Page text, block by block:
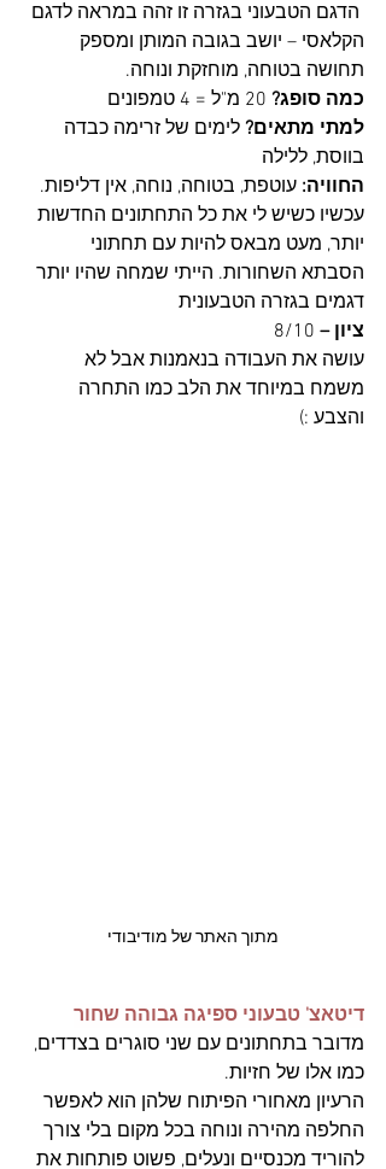
הדגם הטבעוני בגזרה זו זהה במראה לדגם
הקלאסי – יושב בגובה המותן ומספק
תחושה בטוחה, מוחזקת ונוחה.
כמה סופג?
למתי מתאים? לימים של זרימה כבדה
בווסת, ללילה
החוויה: עוטפת, בטוחה, נוחה, אין דליפות.
עכשיו כשיש לי את כל התחתונים החדשות
יותר, מעט מבאס להיות עם תחתוני
הסבתא השחורות. הייתי שמחה שהיו יותר
דגמים בגזרה הטבעונית
ציון –
עושה את העבודה בנאמנות אבל לא
משמח במיוחד את הלב כמו התחרה
והצבע :)
מתוך האתר של מודיבודי
דיטאצ' טבעוני ספיגה גבוהה שחור
מדובר בתחתונים עם שני סוגרים בצדדים,
כמו אלו של חזיות.
הרעיון מאחורי הפיתוח שלהן הוא לאפשר
החלפה מהירה ונוחה בכל מקום בלי צורך
להוריד מכנסיים ונעלים, פשוט פותחות את